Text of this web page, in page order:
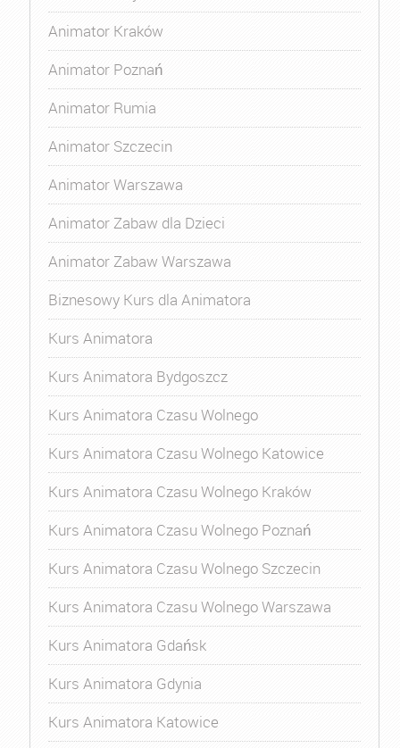
Animator Kraków
Animator Poznań
Animator Rumia
Animator Szczecin
Animator Warszawa
Animator Zabaw dla Dzieci
Animator Zabaw Warszawa
Biznesowy Kurs dla Animatora
Kurs Animatora
Kurs Animatora Bydgoszcz
Kurs Animatora Czasu Wolnego
Kurs Animatora Czasu Wolnego Katowice
Kurs Animatora Czasu Wolnego Kraków
Kurs Animatora Czasu Wolnego Poznań
Kurs Animatora Czasu Wolnego Szczecin
Kurs Animatora Czasu Wolnego Warszawa
Kurs Animatora Gdańsk
Kurs Animatora Gdynia
Kurs Animatora Katowice